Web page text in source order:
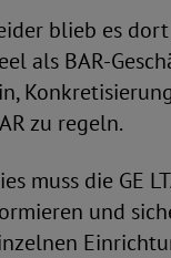
blieb es
als BAR-
zu regeln.
muss die GE
und